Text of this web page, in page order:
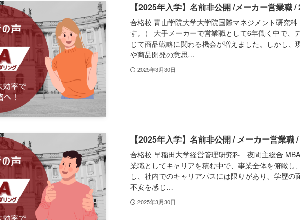
【2025年入学】名前非公開 /メーカー営業職
合格校 青山学院大学大学院国際マネジメント研究
す。） 大手メーカーで営業職として6年働く中で、
じて商品戦略に関わる機会が増えました。しかし
や商品開発の意思…
2025年3月30日
【2025年入学】名前非公開 / メーカー営業職
合格校 早稲田大学経営管理研究科 夜間主総合
業職としてキャリアを積む中で、事業全体を俯瞰
し、社内でのキャリアパスには限りがあり、学歴
不安を感じ…
2025年3月30日